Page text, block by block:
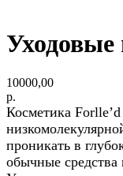
Уходовые
10000,00
р.
Косметика
проникать в
обычные средства